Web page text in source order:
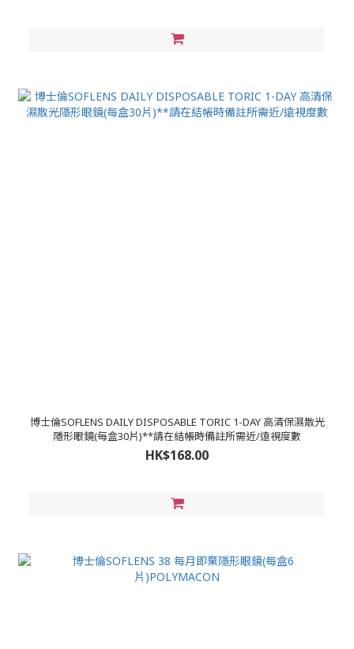
博士倫SOFLENS DAILY DISPOSABLE TORIC 1-DAY 高清保濕散光
隱形眼鏡(每盒30片)**請在結帳時備註所需近/遠視度數
HK$168.00